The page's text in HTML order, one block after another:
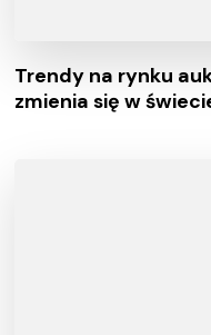
Trendy na rynku
zmienia się w